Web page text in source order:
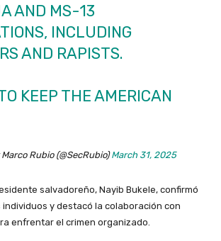
AND MS-13
INCLUDING
AND RAPISTS.
KEEP THE AMERICAN
Rubio (@SecRubio)March 31, 2025
salvadoreño, Nayib Bukele, confirmó
y destacó la colaboración con
enfrentar el crimen organizado.